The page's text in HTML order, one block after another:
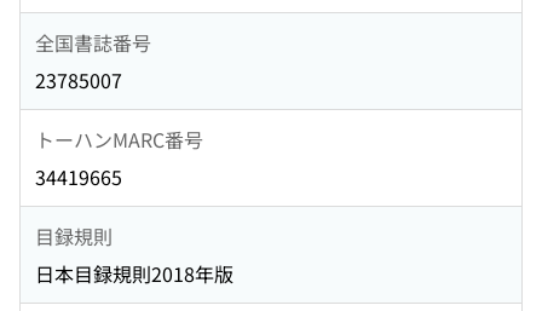
全国書誌番号
23785007
トーハンMARC番号
34419665
目録規則
日本目録規則2018年版